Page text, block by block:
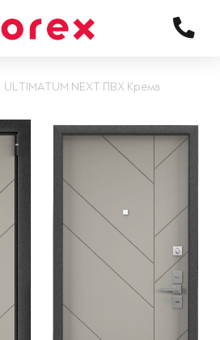
ULTIMATUM NEXT ПВХ Крема